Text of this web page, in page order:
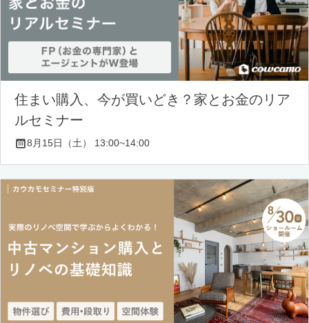
住まい購入、今が買いどき？家とお金のリア
ルセミナー
8月15日（土） 13:00~14:00